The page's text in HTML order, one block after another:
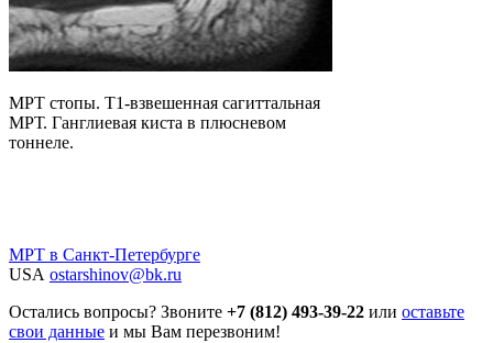
МРТ стопы. Т1-взвешенная сагиттальная
МРТ. Ганглиевая киста в плюсневом
тоннеле.
МРТ в Санкт-Петербурге
USA ostarshinov@bk.ru
Остались вопросы? Звоните +7 (812) 493-39-22 или оставьте
свои данные и мы Вам перезвоним!